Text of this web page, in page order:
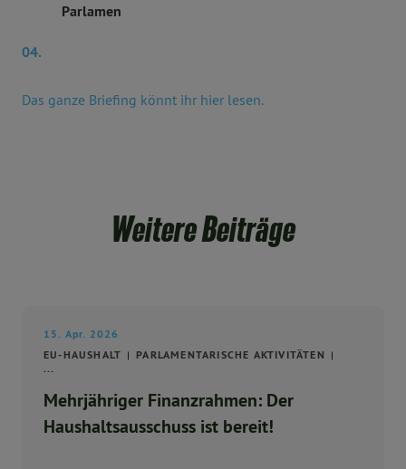
Parlamen
Das ganze Briefing könnt ihr hier lesen.
Weitere Beiträge
15. Apr. 2026
EU-HAUSHALT
PARLAMENTARISCHE AKTIVITÄTEN
...
Mehrjähriger Finanzrahmen: Der
Haushaltsausschuss ist bereit!